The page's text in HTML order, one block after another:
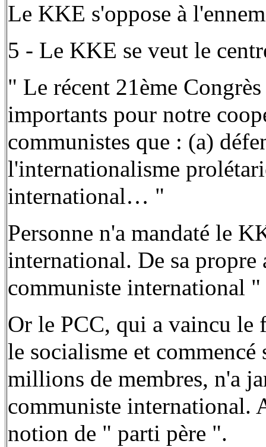
Le KKE s'oppose à
5 - Le KKE se veut le
" Le récent 21ème
importants pour notre
communistes que : (a)
l'internationalisme
international… "
Personne n'a mandaté le
international. De sa
communiste international "
Or le PCC, qui a vaincu le
le socialisme et
millions de membres, n'a
communiste international.
notion de " parti père ".